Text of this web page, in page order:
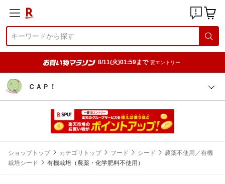
8/11(火)01:59まで 要エントリー
ＣＡＰ！
ショップトップ カテゴリトップ フード シード
農薬不使用／有機
栽培シード
有機栽培（農薬・化学肥料不使用）